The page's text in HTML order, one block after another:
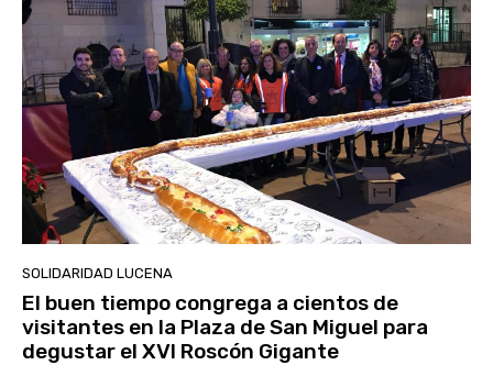
SOLIDARIDAD LUCENA
El buen tiempo congrega a cientos de
visitantes en la Plaza de San Miguel para
degustar el XVI Roscón Gigante